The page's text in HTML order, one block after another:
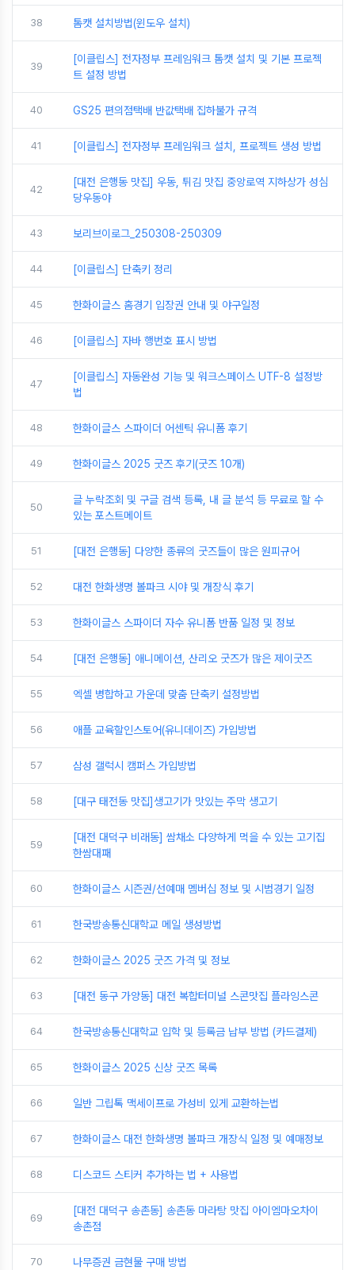
38 톰캣 설치방법(윈도우 설치)
39
[이클립스] 전자정부 프레임워크 톰캣 설치 및 기본 프로젝
트 설정 방법
40 GS25 편의점택배 반값택배 집하불가 규격
41 [이클립스] 전자정부 프레임워크 설치, 프로젝트 생성 방법
42
[대전 은행동 맛집] 우동, 튀김 맛집 중앙로역 지하상가 성심
당우동야
43 보리브이로그_250308-250309
44 [이클립스] 단축키 정리
45 한화이글스 홈경기 입장권 안내 및 야구일정
46 [이클립스] 자바 행번호 표시 방법
47
[이클립스] 자동완성 기능 및 워크스페이스 UTF-8 설정방
법
48 한화이글스 스파이더 어센틱 유니폼 후기
49 한화이글스 2025 굿즈 후기(굿즈 10개)
50
글 누락조회 및 구글 검색 등록, 내 글 분석 등 무료로 할 수
있는 포스트메이트
51 [대전 은행동] 다양한 종류의 굿즈들이 많은 원피규어
52 대전 한화생명 볼파크 시야 및 개장식 후기
53 한화이글스 스파이더 자수 유니폼 반품 일정 및 정보
54 [대전 은행동] 애니메이션, 산리오 굿즈가 많은 제이굿즈
55 엑셀 병합하고 가운데 맞춤 단축키 설정방법
56 애플 교육할인스토어(유니데이즈) 가입방법
57 삼성 갤럭시 캠퍼스 가입방법
58 [대구 태전동 맛집]생고기가 맛있는 주막 생고기
59
[대전 대덕구 비래동] 쌈채소 다양하게 먹을 수 있는 고기집
한쌈대패
60 한화이글스 시즌권/선예매 멤버십 정보 및 시범경기 일정
61 한국방송통신대학교 메일 생성방법
62 한화이글스 2025 굿즈 가격 및 정보
63 [대전 동구 가양동] 대전 복합터미널 스콘맛집 플라잉스콘
64 한국방송통신대학교 입학 및 등록금 납부 방법 (카드결제)
65 한화이글스 2025 신상 굿즈 목록
66 일반 그립톡 맥세이프로 가성비 있게 교환하는법
67 한화이글스 대전 한화생명 볼파크 개장식 일정 및 예매정보
68 디스코드 스티커 추가하는 법 + 사용법
69
[대전 대덕구 송촌동] 송촌동 마라탕 맛집 아이엠마오차이
송촌점
70 나무증권 금현물 구매 방법